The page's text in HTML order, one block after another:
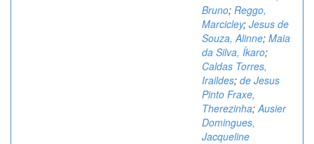
Bruno; Reggo,
Marcicley; Jesus de
Souza, Alinne; Maia
da Silva, Íkaro;
Caldas Torres,
Iraildes; de Jesus
Pinto Fraxe,
Therezinha;Ausier
Domingues,
Jacqueline